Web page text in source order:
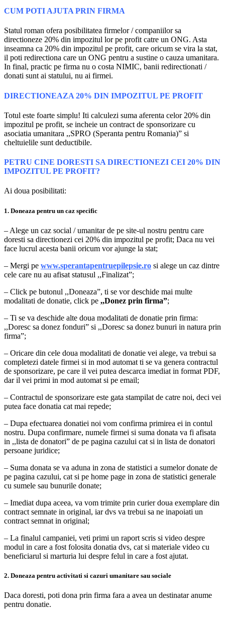
CUM POTI AJUTA PRIN FIRMA
Statul roman ofera posibilitatea firmelor / companiilor sa
directioneze 20% din impozitul lor pe profit catre un ONG. Asta
inseamna ca 20% din impozitul pe profit, care oricum se vira la stat,
il poti redirectiona care un ONG pentru a sustine o cauza umanitara.
In final, practic pe firma nu o costa NIMIC, banii redirectionati /
donati sunt ai statului, nu ai firmei.
DIRECTIONEAZA 20% DIN IMPOZITUL PE PROFIT
Totul este foarte simplu! Iti calculezi suma aferenta celor 20% din
impozitul pe profit, se incheie un contract de sponsorizare cu
asociatia umanitara ,,SPRO (Speranta pentru Romania)” si
cheltuielile sunt deductibile.
PETRU CINE DORESTI SA DIRECTIONEZI CEI 20% DIN
IMPOZITUL PE PROFIT?
Ai doua posibilitati:
1. Doneaza pentru un caz specific
– Alege un caz social / umanitar de pe site-ul nostru pentru care
doresti sa directionezi cei 20% din impozitul pe profit; Daca nu vei
face lucrul acesta banii oricum vor ajunge la stat;
– Mergi pe www.sperantapentruepilepsie.ro si alege un caz dintre
cele care nu au afisat statusul ,,Finalizat”;
– Click pe butonul ,,Doneaza”, ti se vor deschide mai multe
modalitati de donatie, click pe ,,Donez prin firma”;
– Ti se va deschide alte doua modalitati de donatie prin firma:
,,Doresc sa donez fonduri” si ,,Doresc sa donez bunuri in natura prin
firma”;
– Oricare din cele doua modalitati de donatie vei alege, va trebui sa
completezi datele firmei si in mod automat ti se va genera contractul
de sponsorizare, pe care il vei putea descarca imediat in format PDF,
dar il vei primi in mod automat si pe email;
– Contractul de sponsorizare este gata stampilat de catre noi, deci vei
putea face donatia cat mai repede;
– Dupa efectuarea donatiei noi vom confirma primirea ei in contul
nostru. Dupa confirmare, numele firmei si suma donata va fi afisata
in ,,lista de donatori” de pe pagina cazului cat si in lista de donatori
persoane juridice;
– Suma donata se va aduna in zona de statistici a sumelor donate de
pe pagina cazului, cat si pe home page in zona de statistici generale
cu sumele sau bunurile donate;
– Imediat dupa aceea, va vom trimite prin curier doua exemplare din
contract semnate in original, iar dvs va trebui sa ne inapoiati un
contract semnat in original;
– La finalul campaniei, veti primi un raport scris si video despre
modul in care a fost folosita donatia dvs, cat si materiale video cu
beneficiarul si marturia lui despre felul in care a fost ajutat.
2. Doneaza pentru activitati si cazuri umanitare sau sociale
Daca doresti, poti dona prin firma fara a avea un destinatar anume
pentru donatie.